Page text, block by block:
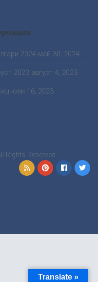
2024 май 30, 2024
2023 август 4, 2023
юли 16, 2023
Rights Reserved.
Translate »